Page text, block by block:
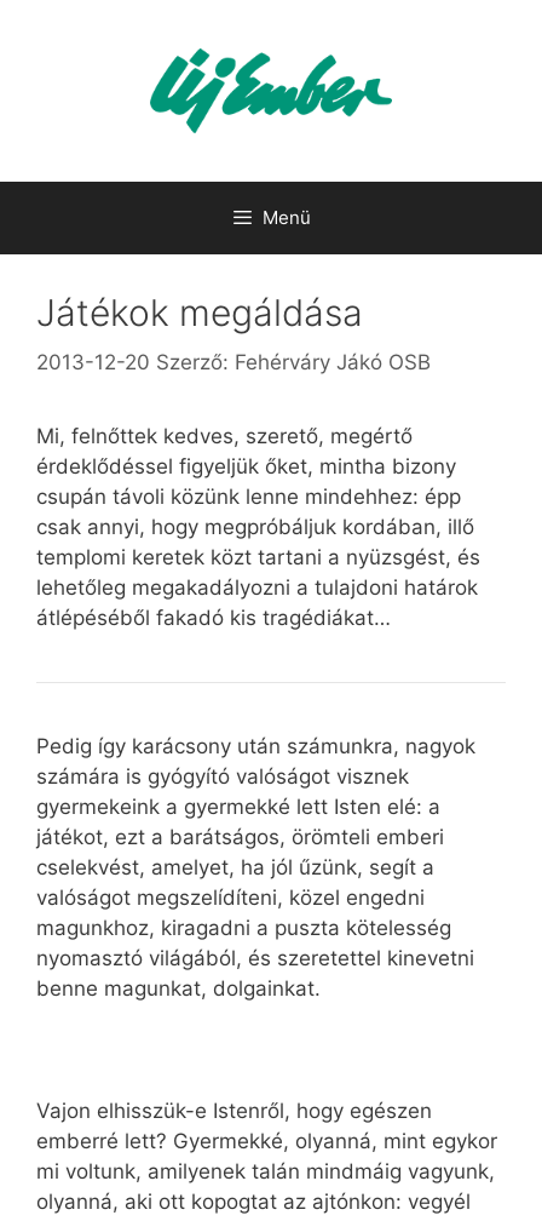
Menü
Játékok megáldása
2013-12-20 Szerző: Fehérváry Jákó OSB
Mi, felnőttek kedves, szerető, megértő
érdeklődéssel figyeljük őket, mintha bizony
csupán távoli közünk lenne mindehhez: épp
csak annyi, hogy megpróbáljuk kordában, illő
templomi keretek közt tartani a nyüzsgést, és
lehetőleg megakadályozni a tulajdoni határok
átlépéséből fakadó kis tragédiákat…
Pedig így karácsony után számunkra, nagyok
számára is gyógyító valóságot visznek
gyermekeink a gyermekké lett Isten elé: a
játékot, ezt a barátságos, örömteli emberi
cselekvést, amelyet, ha jól űzünk, segít a
valóságot megszelídíteni, közel engedni
magunkhoz, kiragadni a puszta kötelesség
nyomasztó világából, és szeretettel kinevetni
benne magunkat, dolgainkat.
Vajon elhisszük-e Istenről, hogy egészen
emberré lett? Gyermekké, olyanná, mint egykor
mi voltunk, amilyenek talán mindmáig vagyunk,
olyanná, aki ott kopogtat az ajtónkon: vegyél